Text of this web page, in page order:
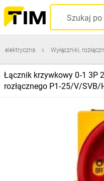
elektryczna Wyłączniki,
Łącznik krzywkowy 0‑1 3P
rozłącznego P1‑25/V/